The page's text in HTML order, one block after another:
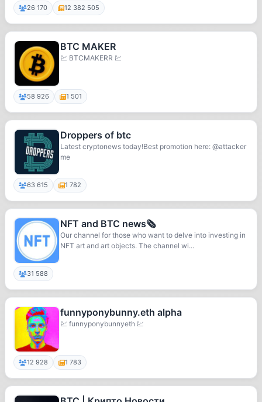
26 170 12 382 505
BTC MAKER
💹 BTCMAKERR 💹
58 926 1 501
Droppers of btc
Latest cryptonews today!Best promotion here: @attacker
me
63 615 1 782
NFT and BTC news🗞
Our channel for those who want to delve into investing in
NFT art and art objects. The channel wi...
31 588
funnyponybunny.eth alpha
💹 funnyponybunnyeth 💹
12 928 1 783